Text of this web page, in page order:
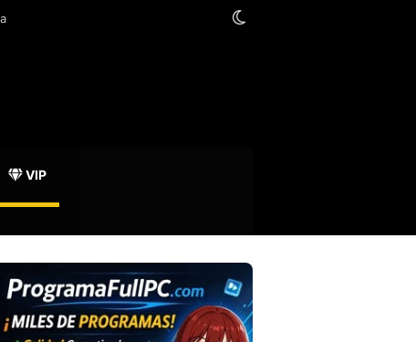
Mozilla
VIP